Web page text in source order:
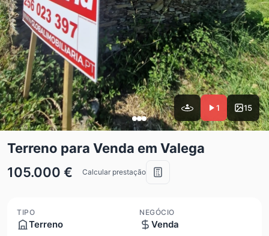
1 15
Terreno para Venda em Valega
105.000 €
Calcular prestação
TIPO
Terreno
NEGÓCIO
Venda